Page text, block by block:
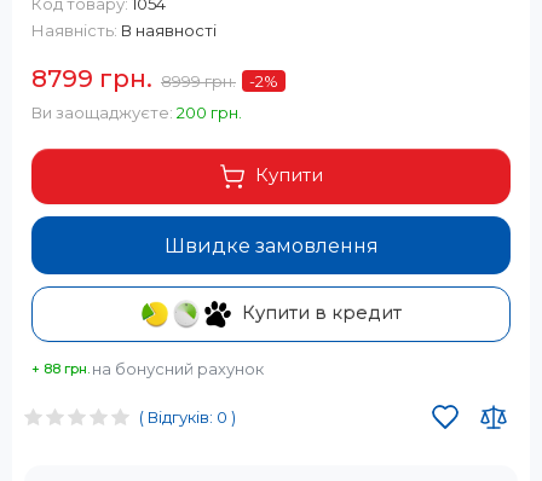
( Відгуків: 0 )
Наявність: В наявності
8799 грн. 8999 грн. -2%
Ви заощаджуєте: 200 грн.
Швидке замовлення
Купити
Купити в кредит
+ 88 грн. на бонусний рахунок